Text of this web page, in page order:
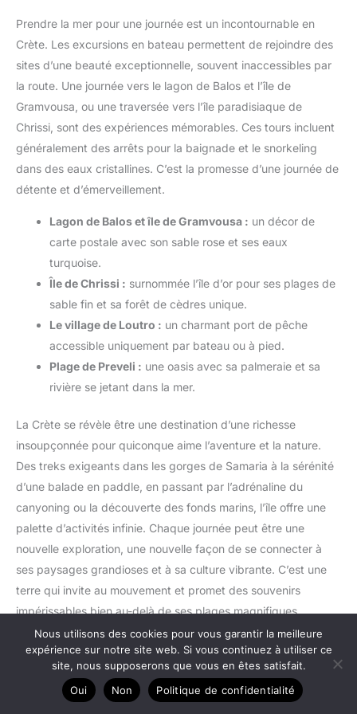
Prendre la mer pour une journée est un incontournable en
Crète. Les excursions en bateau permettent de rejoindre des
sites d’une beauté exceptionnelle, souvent inaccessibles par
la route. Une journée vers le lagon de Balos et l’île de
Gramvousa, ou une traversée vers l’île paradisiaque de
Chrissi, sont des expériences mémorables. Ces tours incluent
généralement des arrêts pour la baignade et le snorkeling
dans des eaux cristallines. C’est la promesse d’une journée de
détente et d’émerveillement.
Lagon de Balos et île de Gramvousa : un décor de
carte postale avec son sable rose et ses eaux
turquoise.
Île de Chrissi : surnommée l’île d’or pour ses plages de
sable fin et sa forêt de cèdres unique.
Le village de Loutro : un charmant port de pêche
accessible uniquement par bateau ou à pied.
Plage de Preveli : une oasis avec sa palmeraie et sa
rivière se jetant dans la mer.
La Crète se révèle être une destination d’une richesse
insoupçonnée pour quiconque aime l’aventure et la nature.
Des treks exigeants dans les gorges de Samaria à la sérénité
d’une balade en paddle, en passant par l’adrénaline du
canyoning ou la découverte des fonds marins, l’île offre une
palette d’activités infinie. Chaque journée peut être une
nouvelle exploration, une nouvelle façon de se connecter à
ses paysages grandioses et à sa culture vibrante. C’est une
terre qui invite au mouvement et promet des souvenirs
impérissables bien au-delà de ses plages magnifiques.
Nous utilisons des cookies pour vous garantir la meilleure
expérience sur notre site web. Si vous continuez à utiliser ce
site, nous supposerons que vous en êtes satisfait.
Oui
Non Politique de confidentialité